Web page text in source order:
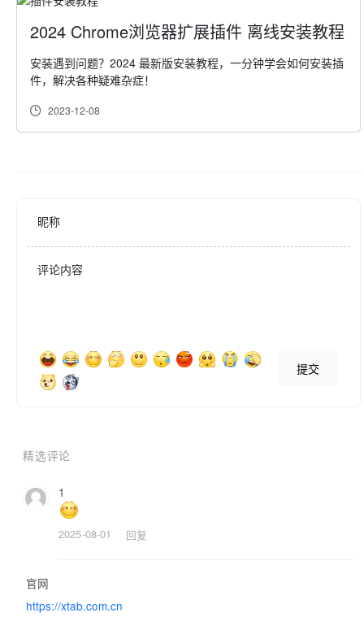
- 图表生成：19种常见图表可选，功能简单实用，新手友好。
-思维导图： 创建和编辑思维导图，帮助您整理思路和规划项目。
【多媒体处理】
- 图片处理：无损压缩、放大图片，优化存储与打印质量。
【精选网址】
- 资讯：新浪、网易、搜狐、hao123、百度等，一触即达。
- 娱乐：抖音、知乎、微博、小红书、豆瓣、淘宝等，工作之余轻松
一刻。
- 电子木鱼：工作间隙的积德小工具，放松心情。
- 热点事件：实时更新，掌握最新资讯，不落人后。
Xtab，您的智能办公新标签页，官网：www.xtab.com.cn，立即体验
2024 Chrome浏览器扩展插件 离线安装教程
安装遇到问题？2024 最新版安装教程，一分钟学会如何安装插
件，解决各种疑难杂症！
2023-12-08
昵称
评论内容
提交
精选评论
1
2025-08-01 回复
官网
https://xtab.com.cn